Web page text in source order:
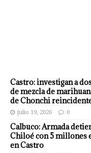
Castro: investigan a
de mezcla de
de Chonchi
julio 19, 2026 0
Calbuco: Armada
Chiloé con 5 millones
en Castro